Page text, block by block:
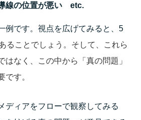
線の位置が悪い etc.
例です。視点を広げてみると、5
ることでしょう。そして、これら
はなく、この中から「真の問題」
です。
ディアをフローで観察してみる